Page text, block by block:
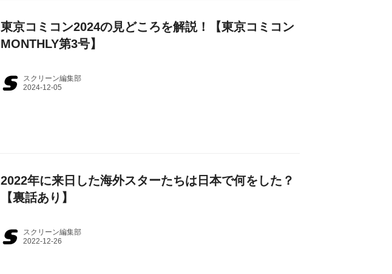
東京コミコン2024の見どころを解説！【東京コミコン
MONTHLY第3号】
スクリーン編集部
2022年に来日した海外スターたちは日本で何をした？
【裏話あり】
スクリーン編集部